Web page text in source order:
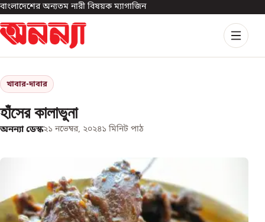
বাংলাদেশের অন্যতম নারী বিষয়ক ম্যাগাজিন
খাবার-দাবার
হাঁসের কালাভুনা
অনন্যা ডেস্ক২১ নভেম্বর, ২০২৪১ মিনিট পাঠ